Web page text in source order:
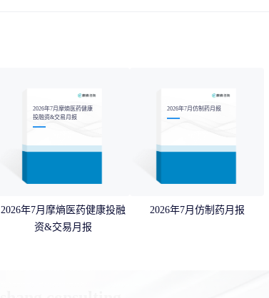
2026年7月摩熵医药健康
投融资&交易月报
2026年7月摩熵医药健康投融
资&交易月报
2026年7月仿制药月报
2026年7月仿制药月报